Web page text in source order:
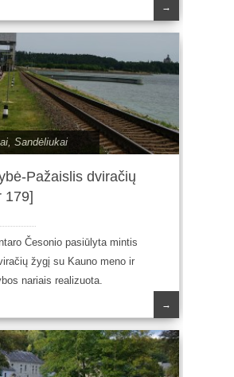
→
Sandėliukai
Pažaislis dviračių
179]
Česonio pasiūlyta mintis
žygį su Kauno meno ir
nariais realizuota.
→